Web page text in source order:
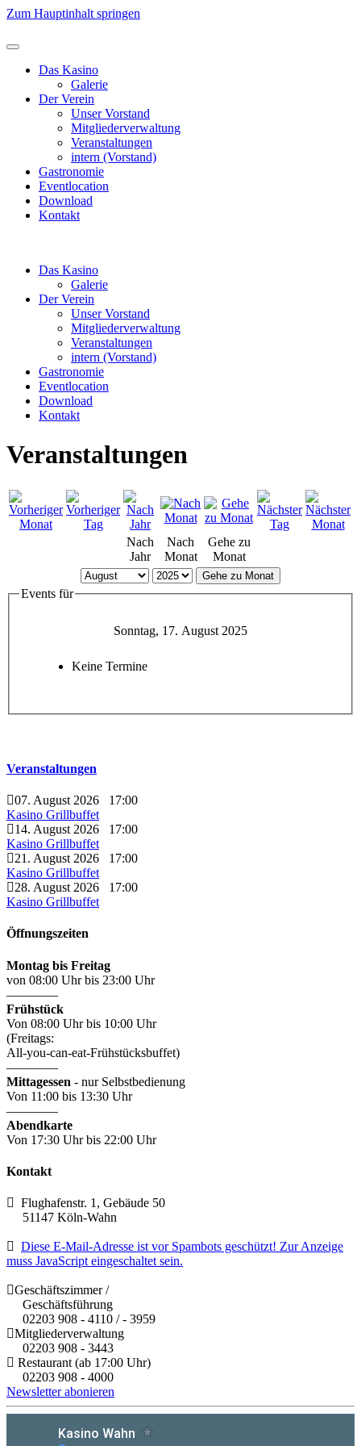
Zum Hauptinhalt springen
Das Kasino
Galerie
Der Verein
Unser Vorstand
Mitgliederverwaltung
Veranstaltungen
intern (Vorstand)
Gastronomie
Eventlocation
Download
Kontakt
Das Kasino
Galerie
Der Verein
Unser Vorstand
Mitgliederverwaltung
Veranstaltungen
intern (Vorstand)
Gastronomie
Eventlocation
Download
Kontakt
Veranstaltungen
Nach
Jahr
Nach
Monat
Gehe zu
Monat
Gehe zu Monat
Events für
Sonntag, 17. August 2025
Keine Termine
Veranstaltungen
07. August 2026
17:00
Kasino Grillbuffet
14. August 2026
17:00
Kasino Grillbuffet
21. August 2026
17:00
Kasino Grillbuffet
28. August 2026
17:00
Kasino Grillbuffet
Öffnungszeiten
Montag bis Freitag
von 08:00 Uhr bis 23:00 Uhr
————
Frühstück
Von 08:00 Uhr bis 10:00 Uhr
(Freitags:
All-you-can-eat-Frühstücksbuffet)
————
Mittagessen - nur Selbstbedienung
Von 11:00 bis 13:30 Uhr
————
Abendkarte
Von 17:30 Uhr bis 22:00 Uhr
Kontakt
Flughafenstr. 1, Gebäude 50
51147 Köln-Wahn
Diese E-Mail-Adresse ist vor Spambots geschützt! Zur Anzeige
muss JavaScript eingeschaltet sein.
Geschäftszimmer /
Geschäftsführung
02203 908 - 4110 / - 3959
Mitgliederverwaltung
02203 908 - 3443
Restaurant (ab 17:00 Uhr)
02203 908 - 4000
Newsletter abonieren